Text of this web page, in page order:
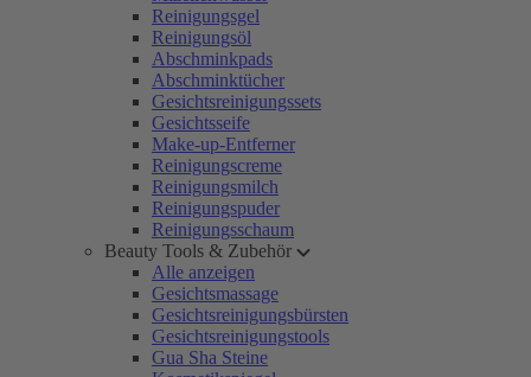
Reinigungsgel
Reinigungsöl
Abschminkpads
Abschminktücher
Gesichtsreinigungssets
Gesichtsseife
Make-up-Entferner
Reinigungscreme
Reinigungsmilch
Reinigungspuder
Reinigungsschaum
Beauty Tools & Zubehör
Alle anzeigen
Gesichtsmassage
Gesichtsreinigungsbürsten
Gesichtsreinigungstools
Gua Sha Steine